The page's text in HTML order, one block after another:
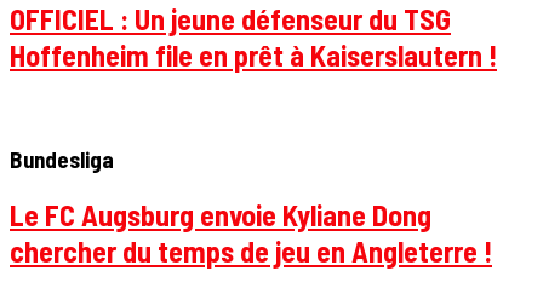
OFFICIEL : Un jeune défenseur du TSG
Hoffenheim file en prêt à Kaiserslautern !
Bundesliga
Le FC Augsburg envoie Kyliane Dong
chercher du temps de jeu en Angleterre !